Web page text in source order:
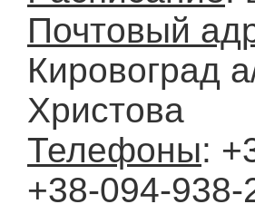
Почтовый
Кировоград
Христова
Телефоны:
+38-094-938-